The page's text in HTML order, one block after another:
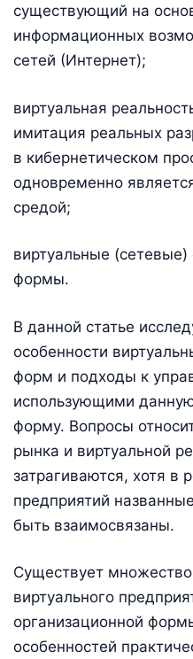
существующий на
информационных
сетей (Интернет);
виртуальная
имитация реальных
в кибернетическом
одновременно
средой;
виртуальные
формы.
В данной статье
особенности
форм и подходы к
использующими
форму. Вопросы
рынка и виртуальной
затрагиваются, хотя в
предприятий
быть взаимосвязаны.
Существует
виртуального
организационной
особенностей